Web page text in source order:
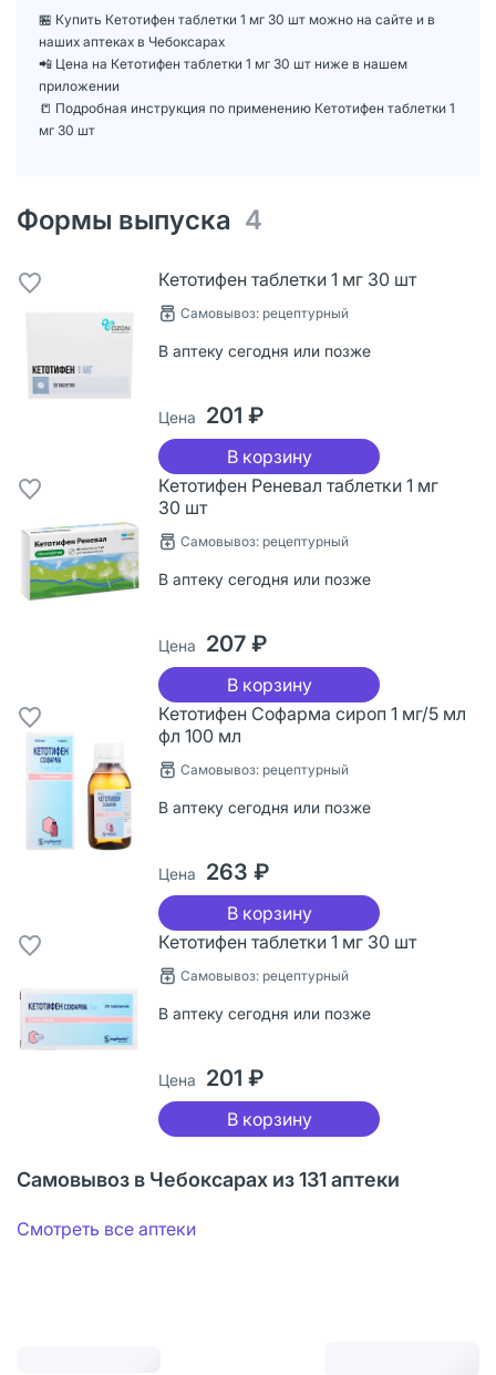
🏪 Купить Кетотифен таблетки 1 мг 30 шт можно на сайте и в
наших аптеках в Чебоксарах
📲 Цена на Кетотифен таблетки 1 мг 30 шт ниже в нашем
приложении
📒 Подробная инструкция по применению Кетотифен таблетки 1
мг 30 шт
Формы выпуска 4
Кетотифен таблетки 1 мг 30 шт
Самовывоз: рецептурный
В аптеку сегодня или позже
Цена 201 ₽
В корзину
Кетотифен Реневал таблетки 1 мг
30 шт
Самовывоз: рецептурный
В аптеку сегодня или позже
Цена 207 ₽
В корзину
Кетотифен Софарма сироп 1 мг/5 мл
фл 100 мл
Самовывоз: рецептурный
В аптеку сегодня или позже
Цена 263 ₽
В корзину
Кетотифен таблетки 1 мг 30 шт
Самовывоз: рецептурный
В аптеку сегодня или позже
Цена 201 ₽
В корзину
Самовывоз в Чебоксарах из 131 аптеки
Смотреть все аптеки